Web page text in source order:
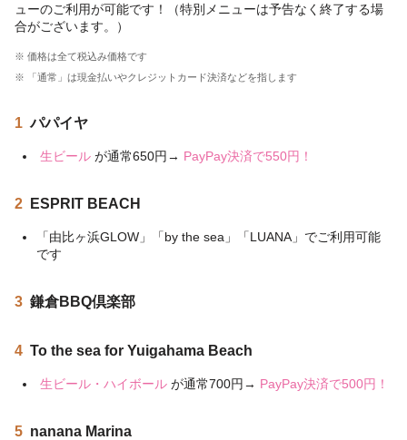
ューのご利用が可能です！（特別メニューは予告なく終了する場
合がございます。）
※ 価格は全て税込み価格です
※ 「通常」は現金払いやクレジットカード決済などを指します
1 パパイヤ
生ビール が通常650円→ PayPay決済で550円！
2 ESPRIT BEACH
「由比ヶ浜GLOW」「by the sea」「LUANA」でご利用可能
です
3 鎌倉BBQ倶楽部
4 To the sea for Yuigahama Beach
生ビール・ハイボール が通常700円→ PayPay決済で500円！
5 nanana Marina